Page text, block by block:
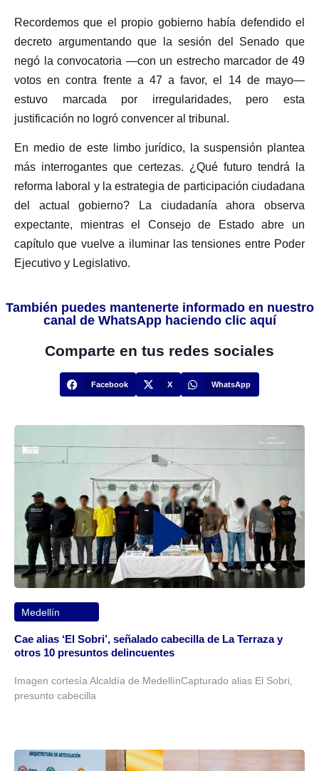
Recordemos que el propio gobierno había defendido el
decreto argumentando que la sesión del Senado que
negó la convocatoria —con un estrecho marcador de 49
votos en contra frente a 47 a favor, el 14 de mayo—
estuvo marcada por irregularidades, pero esta
justificación no logró convencer al tribunal.
En medio de este limbo jurídico, la suspensión plantea
más interrogantes que certezas. ¿Qué futuro tendrá la
reforma laboral y la estrategia de participación ciudadana
del actual gobierno? La ciudadanía ahora observa
expectante, mientras el Consejo de Estado abre un
capítulo que vuelve a iluminar las tensiones entre Poder
Ejecutivo y Legislativo.
También puedes mantenerte informado en nuestro
canal de WhatsApp haciendo clic aquí
Comparte en tus redes sociales
Facebook X WhatsApp
Medellín
Cae alias ‘El Sobri’, señalado cabecilla de La Terraza y
otros 10 presuntos delincuentes
Imagen cortesía Alcaldía de MedellínCapturado alias El Sobri,
presunto cabecilla